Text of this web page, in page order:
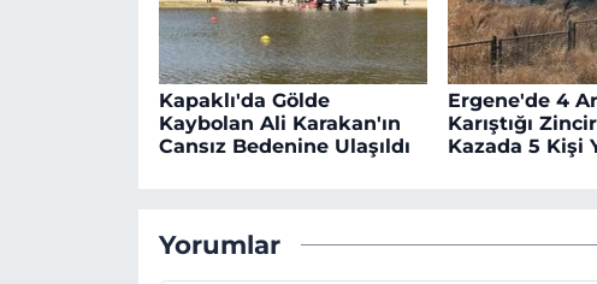
Kapaklı'da Gölde
Kaybolan Ali Karakan'ın
Cansız Bedenine Ulaşıldı
Ergene'de 4
Karıştığı
Kazada 5 Kişi
Yorumlar